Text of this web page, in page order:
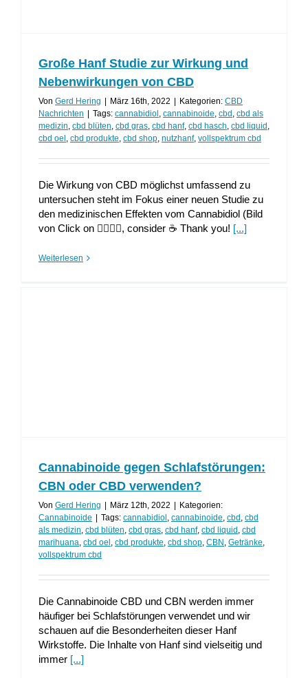
Große Hanf Studie zur Wirkung und
Nebenwirkungen von CBD
Von Gerd Hering | März 16th, 2022 | Kategorien: CBD
Nachrichten | Tags: cannabidiol, cannabinoide, cbd, cbd als
medizin, cbd blüten, cbd gras, cbd hanf, cbd hasch, cbd liquid,
cbd oel, cbd produkte, cbd shop, nutzhanf, vollspektrum cbd
Die Wirkung von CBD möglichst umfassend zu
untersuchen steht im Fokus einer neuen Studie zu
den medizinischen Effekten vom Cannabidiol (Bild
von Click on 👍🏼👍🏼, consider ☕ Thank you! [...]
Weiterlesen
Cannabinoide gegen Schlafstörungen:
CBN oder CBD verwenden?
Von Gerd Hering März 12th, 2022
Kategorien:
Cannabinoide
Tags: cannabidiol , cannabinoide, cbd , cbd
als medizin, cbd blüten, cbd gras, cbd hanf, cbd liquid , cbd
marihuana, cbd oel , cbd produkte, cbd shop, CBN , Getränke,
vollspektrum cbd
Die Cannabinoide CBD und CBN werden immer
häufiger bei Schlafstörungen verwendet und wir
schauen auf die Besonderheiten dieser Hanf
Wirkstoffe. Die Inhalte von Hanf sind vielseitig und
immer [...]